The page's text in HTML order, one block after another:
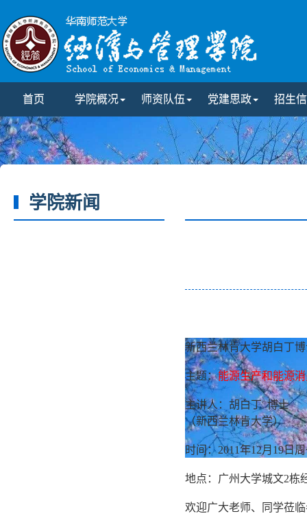
首页 学院概况 师资队伍 党建思政 招生
学院新闻
新西兰林肯大学胡白丁
主题：能源生产和能源
主讲人：胡白丁 博士
（新西兰林肯大学）
时间：2011年12月19日
地点：广州大学城文2栋
欢迎广大老师、同学莅